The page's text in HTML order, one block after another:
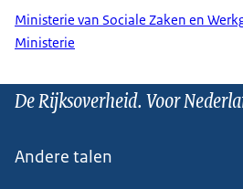
Ministerie van Sociale Zaken en
Ministerie
De Rijksoverheid. Voor
Andere talen